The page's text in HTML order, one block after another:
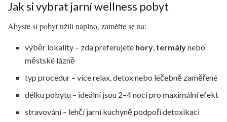
Jak si vybrat jarní wellness pobyt
Abyste si pobyt užili naplno, zaměřte se na:
výběr lokality – zda preferujete hory, termálynebo
městské lázně
typ procedur – více relax, detox nebo léčebně zaměřené
délku pobytu – ideální jsou 2–4 noci pro maximální efekt
stravování – lehčí jarní kuchyně podpoří detoxikaci